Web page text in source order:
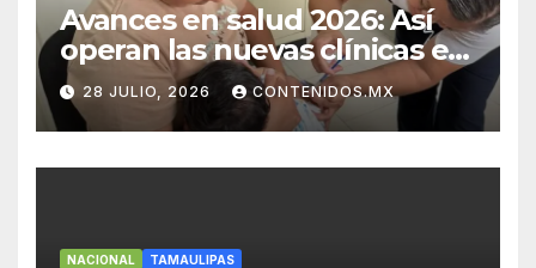
Avances en salud 2026: Así
operan las nuevas clínicas en
el Noreste
28 JULIO, 2026 CONTENIDOS.MX
NACIONAL TAMAULIPAS